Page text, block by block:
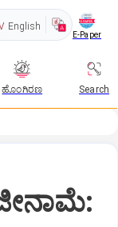
English
E-Paper
ಹೊಂಗಿರಣ Search